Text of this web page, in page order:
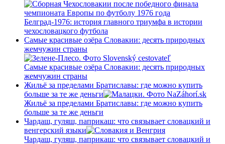
Белград-1976: история главного триумфа в истории
чехословацкого футбола
Самые красивые озёра Словакии: десять природных
жемчужин страны
Самые красивые озёра Словакии: десять природных
жемчужин страны
Жильё за пределами Братиславы: где можно купить
больше за те же деньги
Жильё за пределами Братиславы: где можно купить
больше за те же деньги
Чардаш, гуляш, паприкаш: что связывает словацкий и
венгерский языки
Чардаш, гуляш, паприкаш: что связывает словацкий и